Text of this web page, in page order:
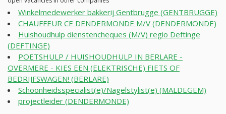
Winkelmedewerker bakkerij Gentbrugge (GENTBRUGGE)
CHAUFFEUR CE DENDERMONDE M/V (DENDERMONDE)
Huishoudhulp dienstencheques (M/V) regio Deftinge
(DEFTINGE)
POETSHULP / HUISHOUDHULP IN BERLARE -
OVERMERE - KIES EEN (ELEKTRISCHE) FIETS OF
BEDRIJFSWAGEN! (BERLARE)
Schoonheidsspecialist(e)/Nagelstylist(e) (MALDEGEM)
projectleider (DENDERMONDE)